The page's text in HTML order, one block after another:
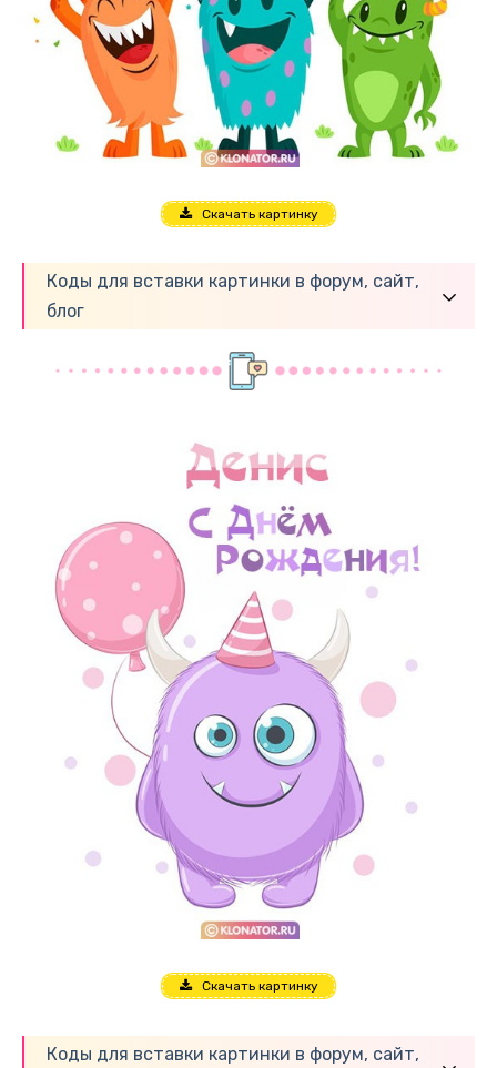
Скачать картинку
Коды для вставки картинки в форум, сайт,
блог
Скачать картинку
Коды для вставки картинки в форум, сайт,